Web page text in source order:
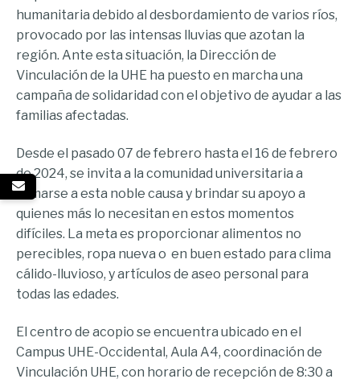
humanitaria debido al desbordamiento de varios ríos,
provocado por las intensas lluvias que azotan la
región. Ante esta situación, la Dirección de
Vinculación de la UHE ha puesto en marcha una
campaña de solidaridad con el objetivo de ayudar a las
familias afectadas.
Desde el pasado 07 de febrero hasta el 16 de febrero
de 2024, se invita a la comunidad universitaria a
sumarse a esta noble causa y brindar su apoyo a
quienes más lo necesitan en estos momentos
difíciles. La meta es proporcionar alimentos no
perecibles, ropa nueva o en buen estado para clima
cálido-lluvioso, y artículos de aseo personal para
todas las edades.
El centro de acopio se encuentra ubicado en el
Campus UHE-Occidental, Aula A4, coordinación de
Vinculación UHE, con horario de recepción de 8:30 a